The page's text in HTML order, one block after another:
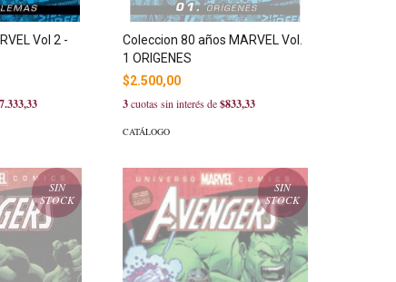
Vol 2 -
Coleccion 80 años MARVEL Vol.
1 ORIGENES
$2.500,00
3cuotas sin interés de$833,33
CATÁLOGO
SIN
STOCK
SIN
STOCK